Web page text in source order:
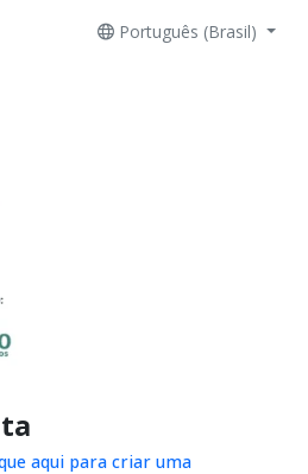
Português (Brasil)
aqui para criar uma